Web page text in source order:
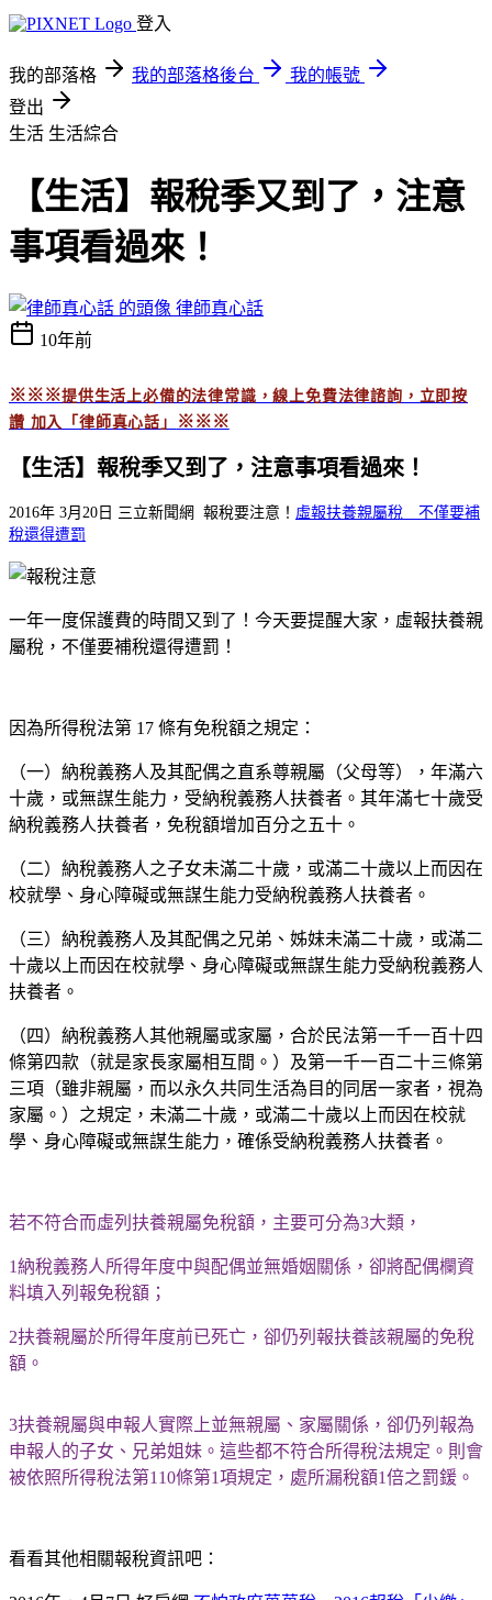
登入
我的部落格 我的部落格後台
我的帳號
登出
生活 生活綜合
【生活】報稅季又到了，注意
事項看過來！
律師真心話
10年前
※※※提供生活上必備的法律常識，線上免費法律諮詢，立即按
讚 加入「 律師真心話」 ※※※
【生活】報稅季又到了，注意事項看過來！
2016年 3月20日 三立新聞網 報稅要注意！ 虛報扶養親屬稅 不僅要補
稅還得遭罰
一年一度保護費的時間又到了！今天要提醒大家，虛報扶養親
屬稅，不僅要補稅還得遭罰！
因為所得稅法第 17 條有免稅額之規定：
（一）納稅義務人及其配偶之直系尊親屬（父母等），年滿六
十歲，或無謀生能力，受納稅義務人扶養者。其年滿七十歲受
納稅義務人扶養者，免稅額增加百分之五十。
（二）納稅義務人之子女未滿二十歲，或滿二十歲以上而因在
校就學、身心障礙或無謀生能力受納稅義務人扶養者。
（三）納稅義務人及其配偶之兄弟、姊妹未滿二十歲，或滿二
十歲以上而因在校就學、身心障礙或無謀生能力受納稅義務人
扶養者。
（四）納稅義務人其他親屬或家屬，合於民法第一千一百十四
條第四款（就是家長家屬相互間。）及第一千一百二十三條第
三項（雖非親屬，而以永久共同生活為目的同居一家者，視為
家屬。）之規定，未滿二十歲，或滿二十歲以上而因在校就
學、身心障礙或無謀生能力，確係受納稅義務人扶養者。
若不符合而虛列扶養親屬免稅額，主要可分為3大類，
1納稅義務人所得年度中與配偶並無婚姻關係，卻將配偶欄資
料填入列報免稅額；
2扶養親屬於所得年度前已死亡，卻仍列報扶養該親屬的免稅
額。
3扶養親屬與申報人實際上並無親屬、家屬關係，卻仍列報為
申報人的子女、兄弟姐妹。這些都不符合所得稅法規定。則會
被依照所得稅法第110條第1項規定，處所漏稅額1倍之罰鍰。
看看其他相關報稅資訊吧：